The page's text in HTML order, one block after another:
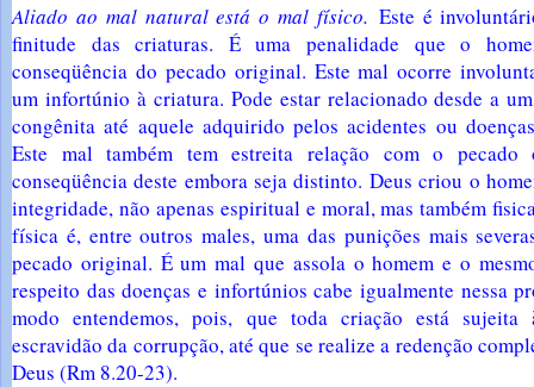
Aliado ao mal natural está o mal físico. Este é
finitude das criaturas. É uma penalidade que o
conseqüência do pecado original. Este mal ocorre
um infortúnio à criatura. Pode estar relacionado desde a
congênita até aquele adquirido pelos acidentes ou
Este mal também tem estreita relação com o pecado
conseqüência deste embora seja distinto. Deus criou o
integridade, não apenas espiritual e moral, mas também
física é, entre outros males, uma das punições mais
pecado original. É um mal que assola o homem e o
respeito das doenças e infortúnios cabe igualmente nessa
modo entendemos, pois, que toda criação está
escravidão da corrupção, até que se realize a redenção
Deus (Rm 8.20-23).